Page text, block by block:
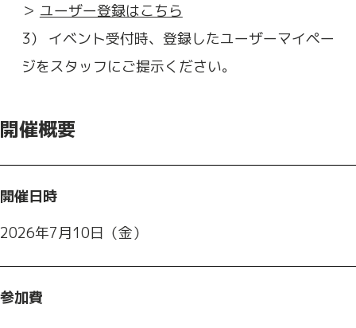
＞ ユーザー登録はこちら
3） イベント受付時、登録したユーザーマイペー
ジをスタッフにご提示ください。
開催概要
開催日時
2026年7月10日（金）
参加費